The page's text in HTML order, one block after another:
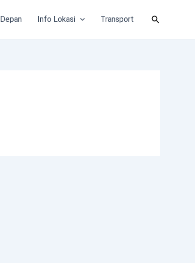
Depan Info Lokasi Transport Cari